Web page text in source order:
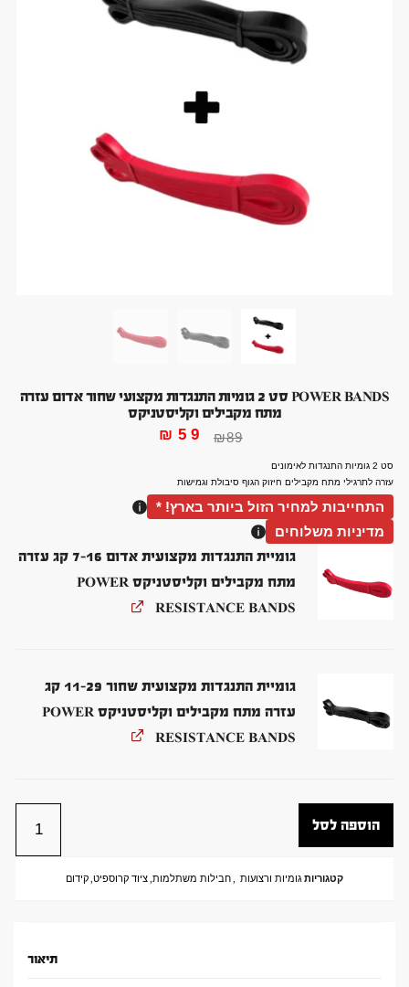
POWER BANDS סט 2 גומיות התנגדות מקצועי שחור אדום עזרה
מתח מקבילים וקליסטניקס
סט 2 גומיות התנגדות לאימונים
עזרה לתרגילי מתח מקבילים חיזוק הגוף סיבולת וגמישות
₪89
₪ 59
התחייבות למחיר הזול ביותר בארץ! *
מדיניות משלוחים
גומיית התנגדות מקצועית אדום 7-16 קג עזרה
מתח מקבילים וקליסטניקס POWER
RESISTANCE BANDS
גומיית התנגדות מקצועית שחור 11-29 קג
עזרה מתח מקבילים וקליסטניקס POWER
RESISTANCE BANDS
הוספה לסל
קטגוריות גומיות ורצועות ,חבילות משתלמות,ציוד קרוספיט,קידום
תיאור